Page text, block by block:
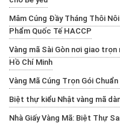
Mâm Cúng Đầy Tháng Thôi
Phẩm Quốc Tế HACCP
Vàng mã Sài Gòn nơi giao
Hồ Chí Minh
Vàng Mã Cúng Trọn Gói
Biệt thự kiểu Nhật vàng mã
Nhà Giấy Vàng Mã: Biệt Thự